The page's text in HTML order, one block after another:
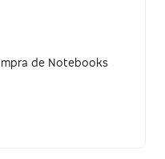
de Notebooks